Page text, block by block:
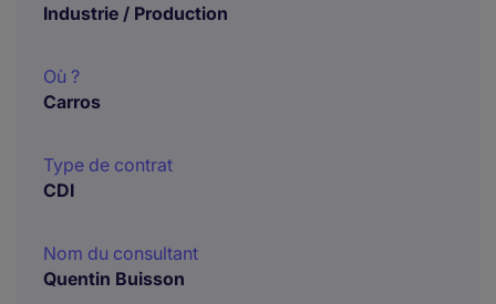
Industrie / Production
Où ?
Carros
Type de contrat
CDI
Nom du consultant
Quentin Buisson